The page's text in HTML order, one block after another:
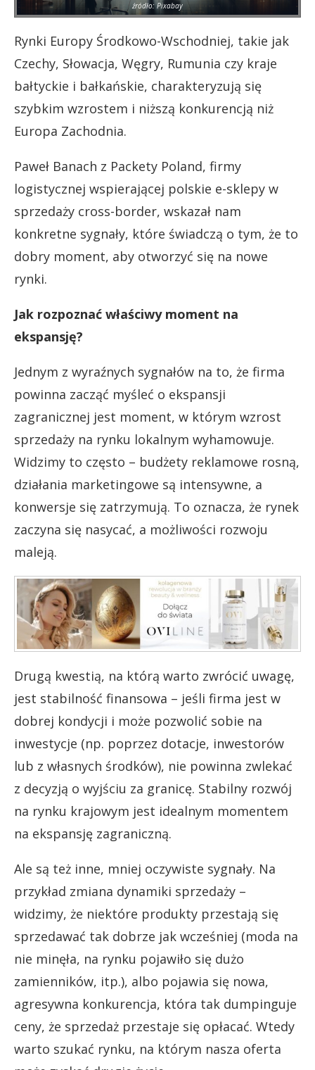
źródło: Pixabay
Rynki Europy Środkowo-Wschodniej, takie jak
Czechy, Słowacja, Węgry, Rumunia czy kraje
bałtyckie i bałkańskie, charakteryzują się
szybkim wzrostem i niższą konkurencją niż
Europa Zachodnia.
Paweł Banach z Packety Poland, firmy
logistycznej wspierającej polskie e-sklepy w
sprzedaży cross-border, wskazał nam
konkretne sygnały, które świadczą o tym, że to
dobry moment, aby otworzyć się na nowe
rynki.
Jak rozpoznać właściwy moment na
ekspansję?
Jednym z wyraźnych sygnałów na to, że firma
powinna zacząć myśleć o ekspansji
zagranicznej jest moment, w którym wzrost
sprzedaży na rynku lokalnym wyhamowuje.
Widzimy to często – budżety reklamowe rosną,
działania marketingowe są intensywne, a
konwersje się zatrzymują. To oznacza, że rynek
zaczyna się nasycać, a możliwości rozwoju
maleją.
Drugą kwestią, na którą warto zwrócić uwagę,
jest stabilność finansowa – jeśli firma jest w
dobrej kondycji i może pozwolić sobie na
inwestycje (np. poprzez dotacje, inwestorów
lub z własnych środków), nie powinna zwlekać
z decyzją o wyjściu za granicę. Stabilny rozwój
na rynku krajowym jest idealnym momentem
na ekspansję zagraniczną.
Ale są też inne, mniej oczywiste sygnały. Na
przykład zmiana dynamiki sprzedaży –
widzimy, że niektóre produkty przestają się
sprzedawać tak dobrze jak wcześniej (moda na
nie minęła, na rynku pojawiło się dużo
zamienników, itp.), albo pojawia się nowa,
agresywna konkurencja, która tak dumpinguje
ceny, że sprzedaż przestaje się opłacać. Wtedy
warto szukać rynku, na którym nasza oferta